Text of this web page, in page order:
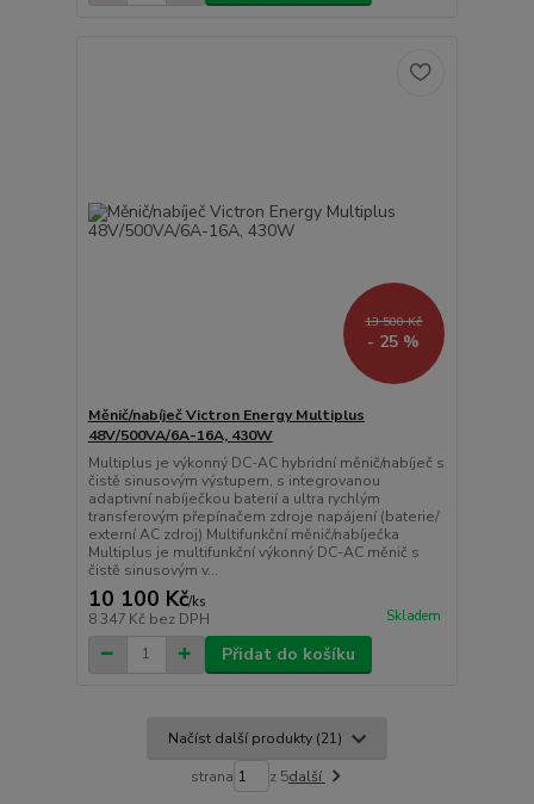
13 500 Kč
- 25 %
Měnič/nabíječ Victron Energy Multiplus
48V/500VA/6A-16A, 430W
Multiplus je výkonný DC-AC hybridní měnič/nabíječ s
čistě sinusovým výstupem, s integrovanou
adaptivní nabíječkou baterií a ultra rychlým
transferovým přepínačem zdroje napájení (baterie/
externí AC zdroj) Multifunkční měnič/nabíječka
Multiplus je multifunkční výkonný DC-AC měnič s
čistě sinusovým v...
10 100 Kč/ks
8 347 Kč bez DPH Skladem
Přidat do košíku
Načíst další produkty (21)
strana z 5další